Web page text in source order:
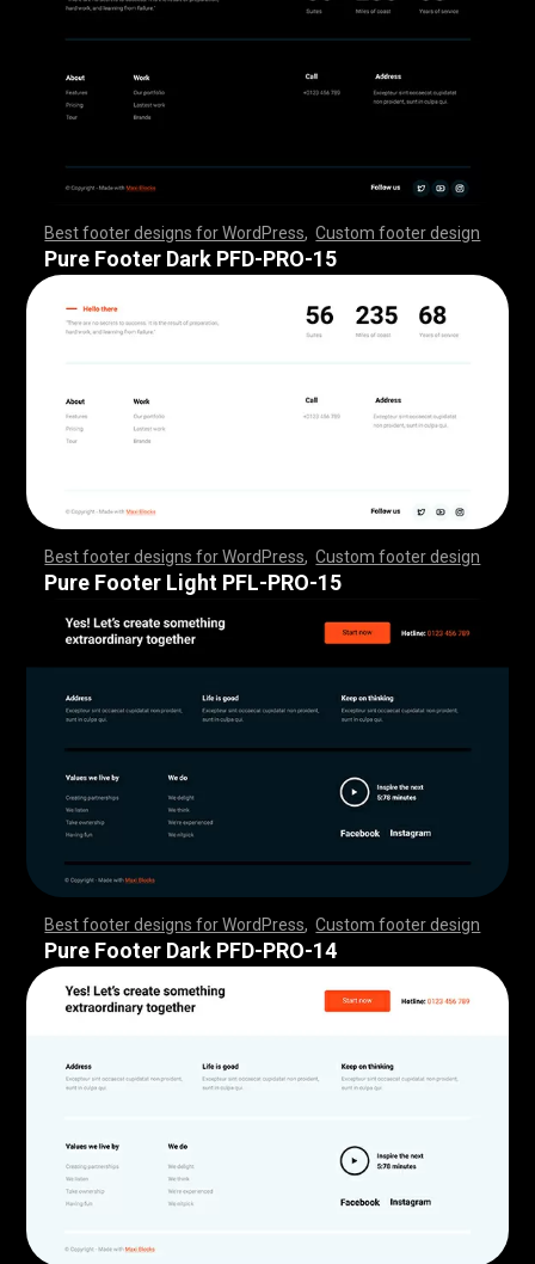
Best footer designs for WordPress ,Custom footer design
,,,,,,,,,,,,,,,,,,,,,,,,,,,,,,,,,,,,, ,,,,,,,,,,,,,,,,,,,,,,,,
,,,,,,,,,,,,,,,,,,,,,,,,,,,,,,,,,,,,, ,,,,,,,,,,,,,,,,,,,,,,,,
,,,,,,,,
Pure Footer Dark PFD-PRO-15
Best footer designs for WordPress ,Custom footer design
,,,,,,,,,,,,,,,,,,,,,,,,,,,,,,,,,,,,, ,,,,,,,,,,,,,,,,,,,,,,,,
,,,,,,,,,,,,,,,,,,,,,,,,,,,,,,,,,,,,, ,,,,,,,,,,,,,,,,,,,,,,,,
,,,,,,,,
Pure Footer Light PFL-PRO-15
Best footer designs for WordPress ,Custom footer design
,,,,,,,,,,,,,,,,,,,,,,,,,,,,,,,,,,,,, ,,,,,,,,,,,,,,,,,,,,,,,,
,,,,,,,,,,,,,,,,,,,,,,,,,,,,,,,,,,,,, ,,,,,,,,,,,,,,,,,,,,,,,,
,,,,,,,,
Pure Footer Dark PFD-PRO-14